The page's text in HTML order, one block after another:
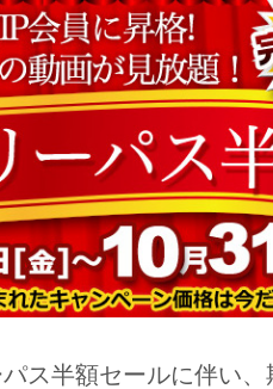
ス半額セールに伴い、